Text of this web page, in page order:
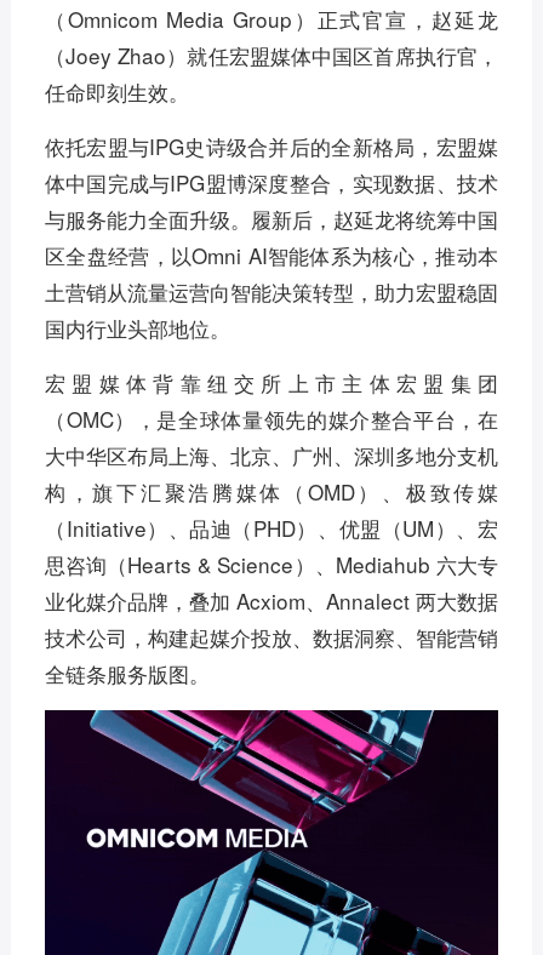
（Omnicom Media Group）正式官宣，赵延龙
（Joey Zhao）就任宏盟媒体中国区首席执行官，
任命即刻生效。
依托宏盟与IPG史诗级合并后的全新格局，宏盟媒
体中国完成与IPG盟博深度整合，实现数据、技术
与服务能力全面升级。履新后，赵延龙将统筹中国
区全盘经营，以Omni AI智能体系为核心，推动本
土营销从流量运营向智能决策转型，助力宏盟稳固
国内行业头部地位。
宏盟媒体背靠纽交所上市主体宏盟集团
（OMC），是全球体量领先的媒介整合平台，在
大中华区布局上海、北京、广州、深圳多地分支机
构，旗下汇聚浩腾媒体（OMD）、极致传媒
（Initiative）、品迪（PHD）、优盟（UM）、宏
思咨询（Hearts & Science）、Mediahub 六大专
业化媒介品牌，叠加 Acxiom、Annalect 两大数据
技术公司，构建起媒介投放、数据洞察、智能营销
全链条服务版图。